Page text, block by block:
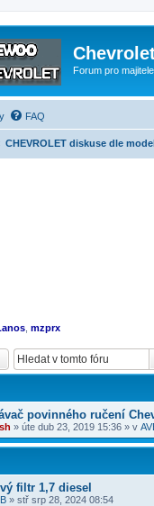
Forum pro
FAQ
CHEVROLET diskuse dle
mzprx
povinného ručení
» úte dub 23, 2019 15:36 » v
filtr 1,7 diesel
» stř srp 28, 2024 08:54